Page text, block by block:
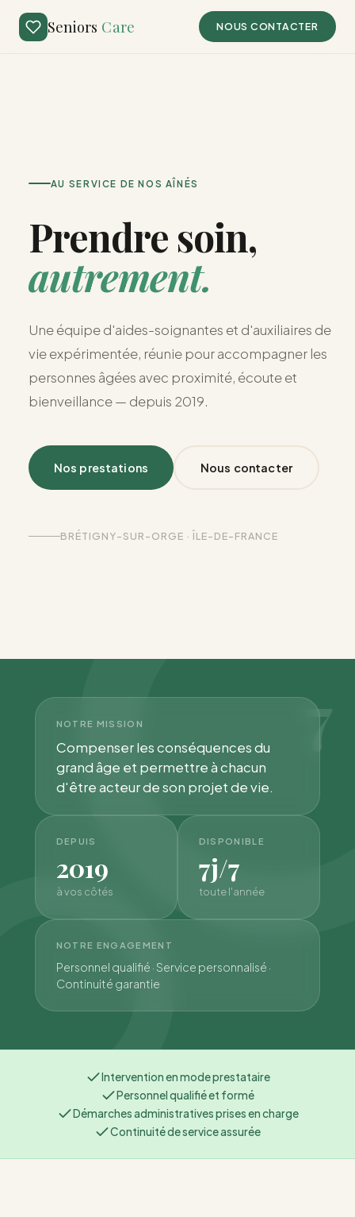
Seniors Care NOUS CONTACTER
AU SERVICE DE NOS AÎNÉS
Prendre soin,
autrement.
Une équipe d'aides-soignantes et d'auxiliaires de
vie expérimentée, réunie pour accompagner les
personnes âgées avec proximité, écoute et
bienveillance — depuis 2019.
Nos prestations Nous contacter
BRÉTIGNY-SUR-ORGE · ÎLE-DE-FRANCE
7
NOTRE MISSION
Compenser les conséquences du
grand âge et permettre à chacun
d'être acteur de son projet de vie.
DEPUIS
2019
à vos côtés
DISPONIBLE
7j/7
toute l'année
NOTRE ENGAGEMENT
Personnel qualifié · Service personnalisé ·
Continuité garantie
Intervention en mode prestataire
Personnel qualifié et formé
Démarches administratives prises en charge
Continuité de service assurée